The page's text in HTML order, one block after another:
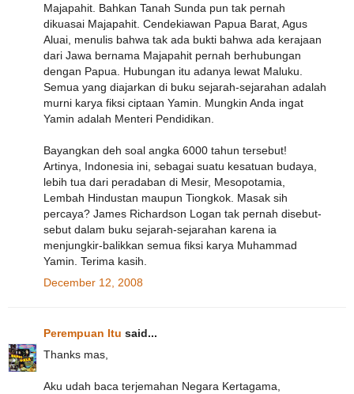
Majapahit. Bahkan Tanah Sunda pun tak pernah
dikuasai Majapahit. Cendekiawan Papua Barat, Agus
Aluai, menulis bahwa tak ada bukti bahwa ada kerajaan
dari Jawa bernama Majapahit pernah berhubungan
dengan Papua. Hubungan itu adanya lewat Maluku.
Semua yang diajarkan di buku sejarah-sejarahan adalah
murni karya fiksi ciptaan Yamin. Mungkin Anda ingat
Yamin adalah Menteri Pendidikan.
Bayangkan deh soal angka 6000 tahun tersebut!
Artinya, Indonesia ini, sebagai suatu kesatuan budaya,
lebih tua dari peradaban di Mesir, Mesopotamia,
Lembah Hindustan maupun Tiongkok. Masak sih
percaya? James Richardson Logan tak pernah disebut-
sebut dalam buku sejarah-sejarahan karena ia
menjungkir-balikkan semua fiksi karya Muhammad
Yamin. Terima kasih.
December 12, 2008
Perempuan Itu said...
Thanks mas,
Aku udah baca terjemahan Negara Kertagama,